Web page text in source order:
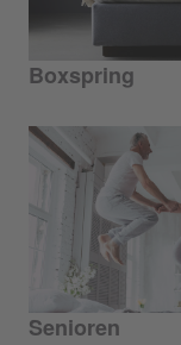
Boxspring
Senioren